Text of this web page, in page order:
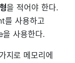
을 적어야 한다.
를 사용하고
사용한다.
지로 메모리에